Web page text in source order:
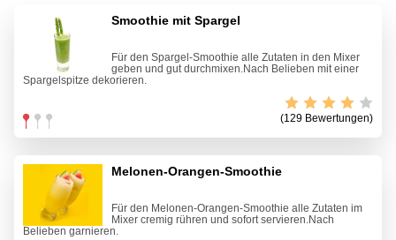
Smoothie mit Spargel
Für den Spargel-Smoothie alle Zutaten in den Mixer
geben und gut durchmixen.Nach Belieben mit einer
Spargelspitze dekorieren.
(129 Bewertungen)
Melonen-Orangen-Smoothie
Für den Melonen-Orangen-Smoothie alle Zutaten im
Mixer cremig rühren und sofort servieren.Nach
Belieben garnieren.